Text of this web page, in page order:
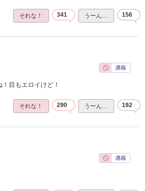
それな！ 341 うーん… 156
目もエロイけど！
それな！ 290 うーん… 192